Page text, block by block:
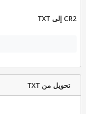
CR2 إلى TXT
تحويل من TXT